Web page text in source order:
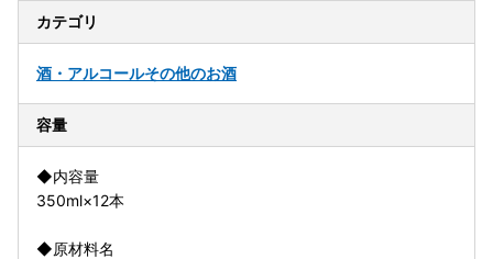
カテゴリ
酒・アルコールその他のお酒
容量
◆内容量
350ml×12本
◆原材料名